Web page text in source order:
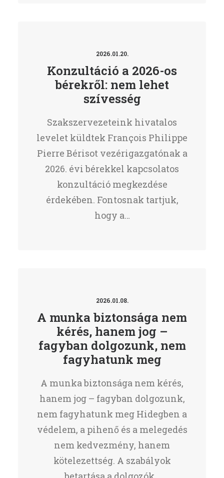
2026.01.20.
Konzultáció a 2026-os
bérekről: nem lehet
szívesség
Szakszervezeteink hivatalos
levelet küldtek François Philippe
Pierre Bérisot vezérigazgatónak a
2026. évi bérekkel kapcsolatos
konzultáció megkezdése
érdekében. Fontosnak tartjuk,
hogy a…
2026.01.08.
A munka biztonsága nem
kérés, hanem jog –
fagyban dolgozunk, nem
fagyhatunk meg
A munka biztonsága nem kérés,
hanem jog – fagyban dolgozunk,
nem fagyhatunk meg Hidegben a
védelem, a pihenő és a melegedés
nem kedvezmény, hanem
kötelezettség. A szabályok